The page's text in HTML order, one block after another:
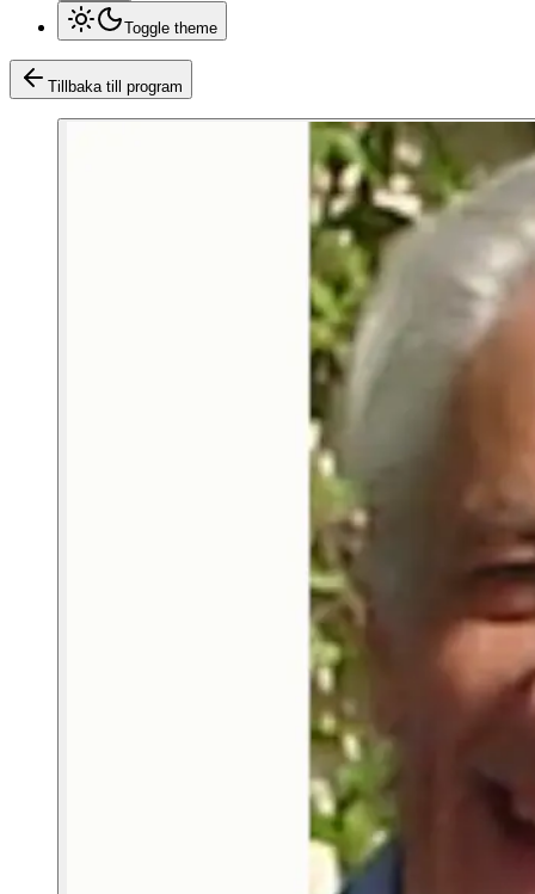
Toggle theme
Tillbaka till program